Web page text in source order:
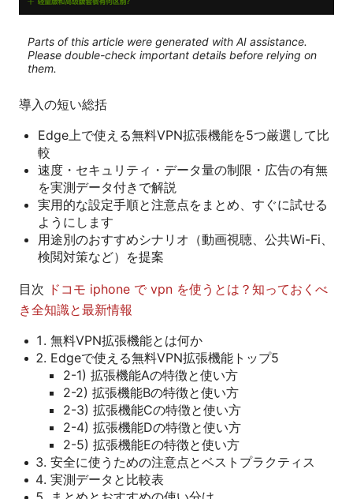
Parts of this article were generated with AI assistance.
Please double-check important details before relying on
them.
導入の短い総括
Edge上で使える無料VPN拡張機能を5つ厳選して比
較
速度・セキュリティ・データ量の制限・広告の有無
を実測データ付きで解説
実用的な設定手順と注意点をまとめ、すぐに試せる
ようにします
用途別のおすすめシナリオ（動画視聴、公共Wi-Fi、
検閲対策など）を提案
目次 ドコモ iphone で vpn を使うとは？知っておくべ
き全知識と最新情報
無料VPN拡張機能とは何か
Edgeで使える無料VPN拡張機能トップ5
2-1) 拡張機能Aの特徴と使い方
2-2) 拡張機能Bの特徴と使い方
2-3) 拡張機能Cの特徴と使い方
2-4) 拡張機能Dの特徴と使い方
2-5) 拡張機能Eの特徴と使い方
安全に使うための注意点とベストプラクティス
実測データと比較表